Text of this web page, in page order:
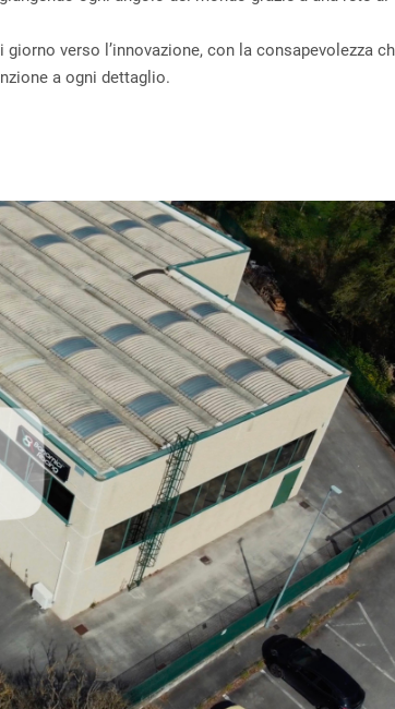
verso l’innovazione, con la consapevolezza
a ogni dettaglio.